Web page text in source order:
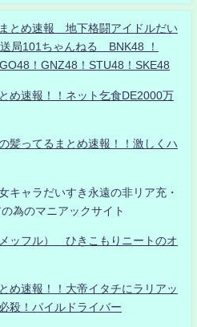
とめ速報 地下格闘アイドルだい
局101ちゃんねる BNK48 ！
！GNZ48！STU48！SKE48
め速報！！ネット乞食DE2000万
髪ってるまとめ速報！！激しくハ
キャラだいすき永遠の非リア充・
為のマニアックサイト
ッフル） ひきこもりニートのオ
め速報！！大帝イタチにラリアッ
殺！パイルドライバー